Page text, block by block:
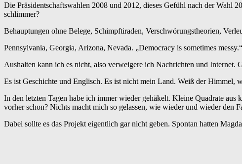
Die Präsidentschaftswahlen 2008 und 2012, dieses Gefühl nach der Wahl
schlimmer?
Behauptungen ohne Belege, Schimpftiraden, Verschwörungstheorien,
Pennsylvania, Georgia, Arizona, Nevada. „Democracy is sometimes
Aushalten kann ich es nicht, also verweigere ich Nachrichten und
Es ist Geschichte und Englisch. Es ist nicht mein Land. Weiß der Himmel,
In den letzten Tagen habe ich immer wieder gehäkelt. Kleine Quadrate
vorher schon? Nichts macht mich so gelassen, wie wieder und wieder den
Dabei sollte es das Projekt eigentlich gar nicht geben. Spontan hatten